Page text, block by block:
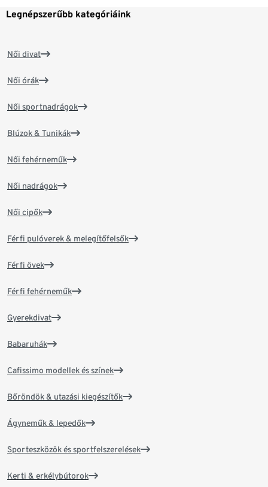
Legnépszerűbb kategóriáink
Női divat
Női órák
Női sportnadrágok
Blúzok & Tunikák
Női fehérneműk
Női nadrágok
Női cipők
Férfi pulóverek & melegítőfelsők
Férfi övek
Férfi fehérneműk
Gyerekdivat
Babaruhák
Cafissimo modellek és színek
Bőröndök & utazási kiegészítők
Ágyneműk & lepedők
Sporteszközök és sportfelszerelések
Kerti & erkélybútorok